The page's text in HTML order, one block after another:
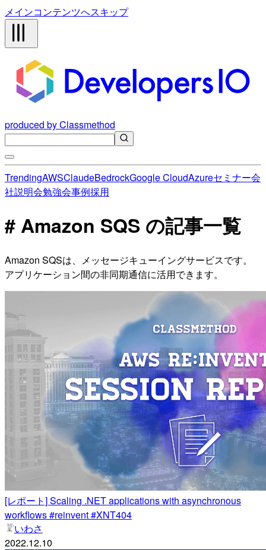
メインコンテンツへスキップ
produced by Classmethod
TrendingAWSClaudeBedrockGoogle CloudAzureセミナー会
社説明会勉強会事例採用
# Amazon SQS の記事一覧
Amazon SQSは、メッセージキューイングサービスです。
アプリケーション間の非同期通信に活用できます。
[レポート] Scaling .NET applications with asynchronous
workflows #reinvent #XNT404
いわさ
2022.12.10